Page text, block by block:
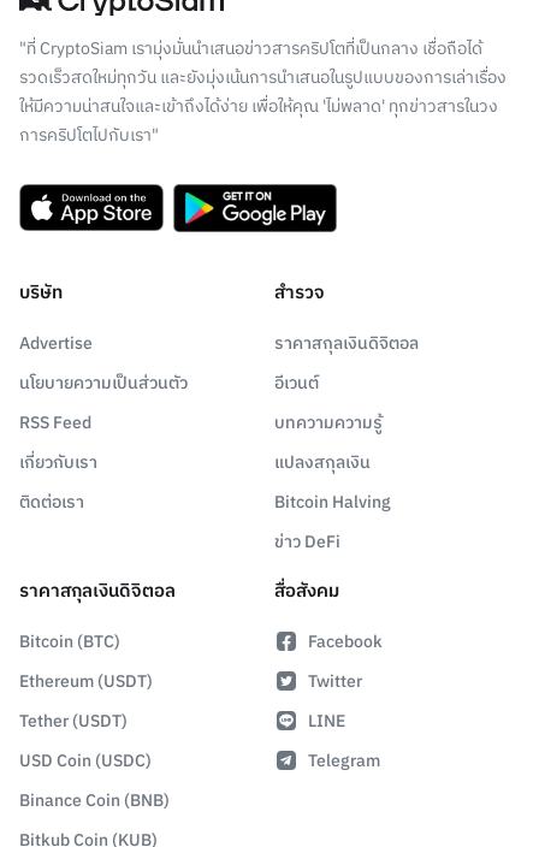
"ที่ CryptoSiam เรามุ่งมั่นนำเสนอข่าวสารคริปโตที่เป็นกลาง เชื่อถือได้
รวดเร็วสดใหม่ทุกวัน และยังมุ่งเน้นการนำเสนอในรูปแบบของการเล่าเรื่อง
ให้มีความน่าสนใจและเข้าถึงได้ง่าย เพื่อให้คุณ 'ไม่พลาด' ทุกข่าวสารในวง
การคริปโตไปกับเรา"
บริษัท
Advertise
นโยบายความเป็นส่วนตัว
RSS Feed
เกี่ยวกับเรา
ติดต่อเรา
สำรวจ
ราคาสกุลเงินดิจิตอล
อีเวนต์
บทความความรู้
แปลงสกุลเงิน
Bitcoin Halving
ข่าว DeFi
ราคาสกุลเงินดิจิตอล
Bitcoin (BTC)
Ethereum (USDT)
Tether (USDT)
USD Coin (USDC)
Binance Coin (BNB)
Bitkub Coin (KUB)
สื่อสังคม
Facebook
Twitter
LINE
Telegram